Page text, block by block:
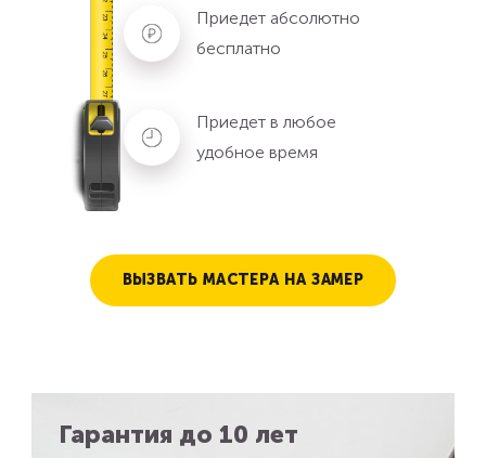
Приедет абсолютно
бесплатно
Приедет в любое
удобное время
ВЫЗВАТЬ МАСТЕРА НА ЗАМЕР
Гарантия до 10 лет